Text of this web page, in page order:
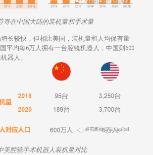
奇在中国大陆的装机量和手术量
长较快，但相比美国，装机量和人均保有量
平均每6万人拥有一台腔镜机器人，中国则600
器人。
美腔镜手术机器人装机量对比